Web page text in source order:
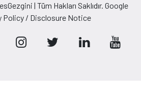
| Tüm Hakları Saklıdır. Google
Policy / Disclosure Notice